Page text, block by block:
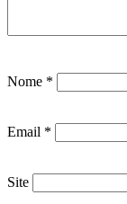
Nome *
Email *
Site